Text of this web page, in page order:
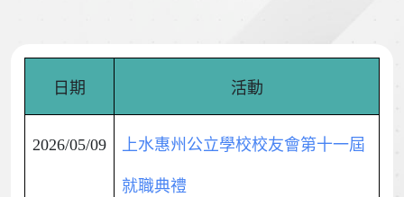
日期 活動
2026/05/09 上水惠州公立學校校友會第十一屆
就職典禮